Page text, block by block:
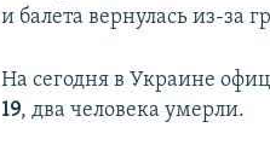
и балета вернулась из-за
На сегодня в Украине
19, два человека умерли.